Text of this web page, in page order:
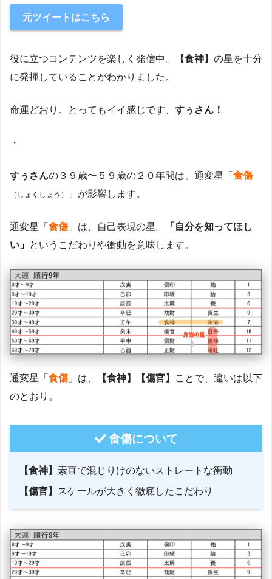
元ツイートはこちら
役に立つコンテンツを楽しく発信中。 【食神】 の星を十分
に発揮していることがわかりました。
命運どおり。とってもイイ感じです、 すぅさん！
・
すぅさんの３９歳〜５９歳の２０年間は、通変星「 食傷
（しょくしょう） 」が影響します。
通変星「 食傷」は、自己表現の星。
「自分を知ってほし
い」 というこだわりや衝動を意味します。
通変星「 食傷」は、 【食神】【傷官】
ことで、違いは以下
のとおり。
食傷について
【食神】 素直で混じりけのないストレートな衝動
【傷官】
スケールが大きく徹底したこだわり